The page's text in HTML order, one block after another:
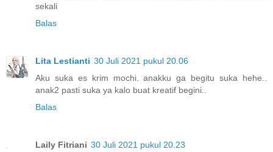
sekali
Balas
Lita Lestianti 30 Juli 2021 pukul 20.06
Aku suka es krim mochi. anakku ga begitu suka hehe..
anak2 pasti suka ya kalo buat kreatif begini..
Balas
Laily Fitriani 30 Juli 2021 pukul 20.23